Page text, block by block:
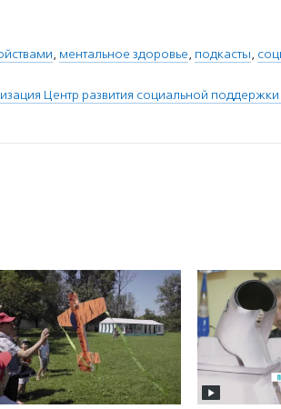
, ментальное здоровье, подкасты,
Центр развития социальной